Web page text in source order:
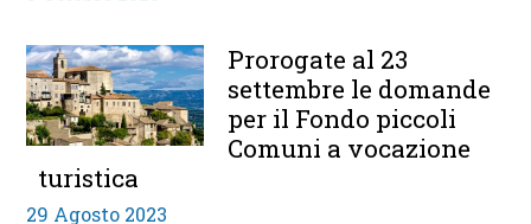
Prorogate al 23
settembre le domande
per il Fondo piccoli
Comuni a vocazione
turistica
29 Agosto 2023